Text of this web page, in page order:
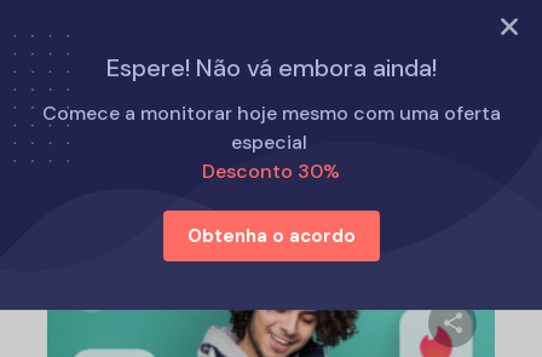
EXPERIMENTE AGORA
Espere! Não vá embora ainda!
Comece a monitorar hoje mesmo com uma oferta
especial
Desconto 30%
Obtenha o acordo
Início Como fazer
Como fazer